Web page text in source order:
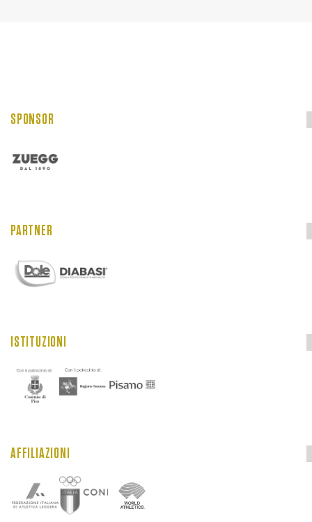
SPONSOR
PARTNER
ISTITUZIONI
AFFILIAZIONI